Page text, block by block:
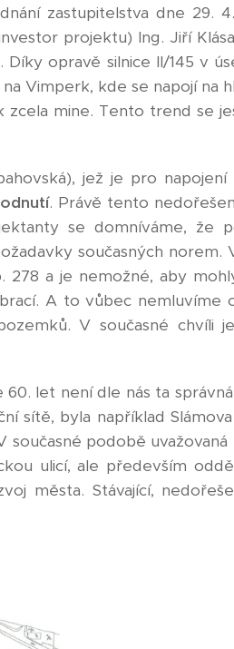
zastupitelstva dne 29.
projektu) Ing. Jiří
opravě silnice II/145 v
Vimperk, kde se napojí na
zcela mine. Tento trend se
jež je pro
. Právě tento
se domníváme, že
současných norem.
a je nemožné, aby
A to vůbec
V současné chvíli
60. let není dle nás ta
sítě, byla například
současné podobě
ulicí, ale především
města. Stávající,